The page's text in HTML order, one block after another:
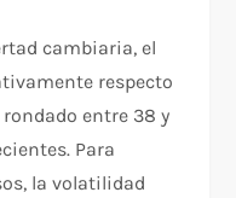
cambiaria, el
respecto
entre 38 y
Para
la volatilidad